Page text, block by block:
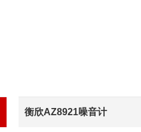
衡欣AZ8921噪音计